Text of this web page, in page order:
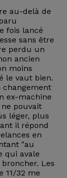
au-delà de
fois lancé
sans être
perdu un
ancien
moins
le vaut bien.
changement
ex-machine
pouvait
léger, plus
il répond
en
"au
qui avale
Les
11/32 me